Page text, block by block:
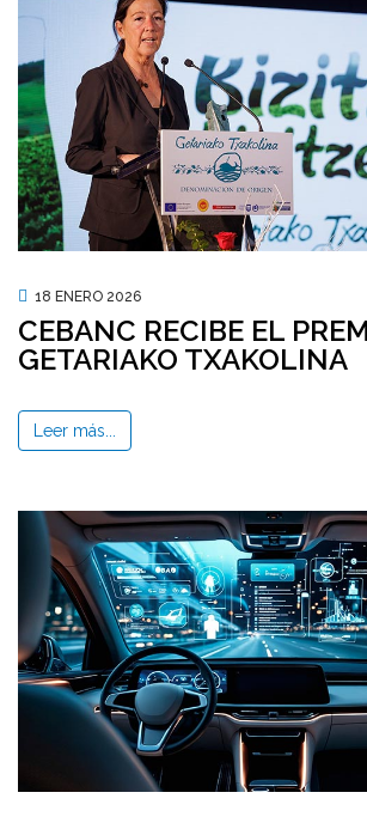
18 ENERO 2026
CEBANC RECIBE EL
GETARIAKO TXAKOLINA
Leer más...